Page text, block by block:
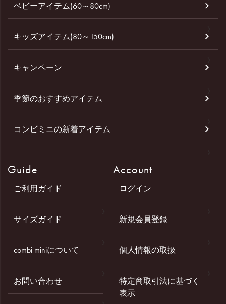
ベビーアイテム(60～80cm)
キッズアイテム(80～150cm)
キャンペーン
季節のおすすめアイテム
コンビミニの新着アイテム
Guide
ご利用ガイド
サイズガイド
combi miniについて
お問い合わせ
Account
ログイン
新規会員登録
個人情報の取扱
特定商取引法に基づく
表示